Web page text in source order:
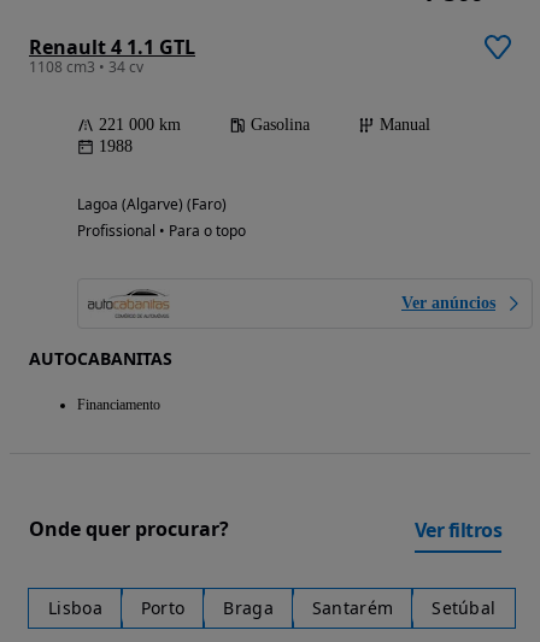
Renault 4 1.1 GTL
1108 cm3 • 34 cv
221 000 km Gasolina
Manual
1988
Lagoa (Algarve) (Faro)
Profissional • Para o topo
Ver anúncios
AUTOCABANITAS
Financiamento
Onde quer procurar? Ver filtros
Lisboa Porto Braga Santarém Setúbal